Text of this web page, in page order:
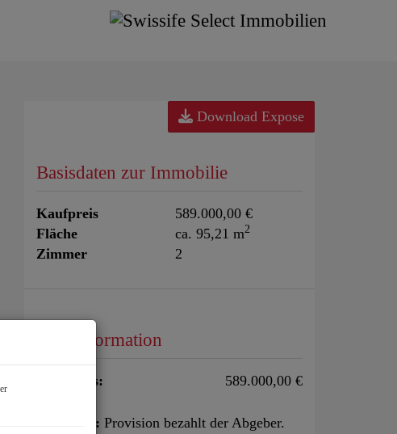
Download Expose
Basisdaten zur Immobilie
Kaufpreis
589.000,00 €
Fläche
ca. 95,21 m2
Zimmer 2
Preisinformation
Kaufpreis: 589.000,00 €
Provision: Provision bezahlt der Abgeber.